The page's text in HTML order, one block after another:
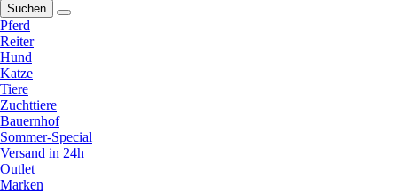
Suchen
Pferd
Reiter
Hund
Katze
Tiere
Zuchttiere
Bauernhof
Sommer-Special
Versand in 24h
Outlet
Marken